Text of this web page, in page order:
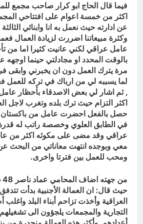
فيما قال الحاج ابو كرار صاحب مجمع
اكثر من خمسة اعوام على افتتاحي
عن ادارته حيث نعمل به انا وابنائي الثالثة
وكثرة مبيعاتنا اضررت لزيادة العمال
عامل عراقي لكني عانيت كثيرا اما من
بالوقت المحدد او مجادلتي حينما
مرة يترك العمل دون ان يخبرني وابقى
لما يسببه لي من ارباك في تركه للعمل
, ثم اشار لي بعض الاصدقاء بأحظار
اكثر التزام حيث ترك بلده وتغرب لاجل
حصل بالفعل احضرت عامل من
عراقي وقد مضى على مكوثه اكثر من
معي وبوجده انتهت معاناتي من البحث
ومحب للعمل بين فترتا واخرى.
حيث قال: ان العمالة الأجنبية بدأت
العراقية وأخذت تزاحم أبناء البلد
التجارية والمجمعات يلجؤون الى